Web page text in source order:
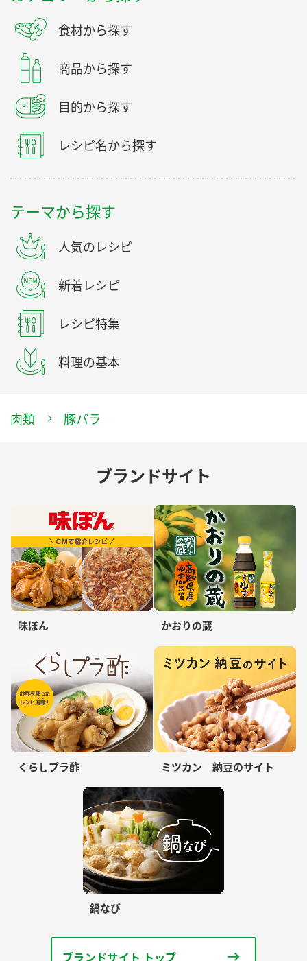
食材から探す
商品から探す
目的から探す
レシピ名から探す
テーマから探す
人気のレシピ
新着レシピ
レシピ特集
料理の基本
肉類 豚バラ
ブランドサイト
味ぽん かおりの蔵
くらしプラ酢 ミツカン 納豆のサイト
鍋なび
ブランドサイト トップ